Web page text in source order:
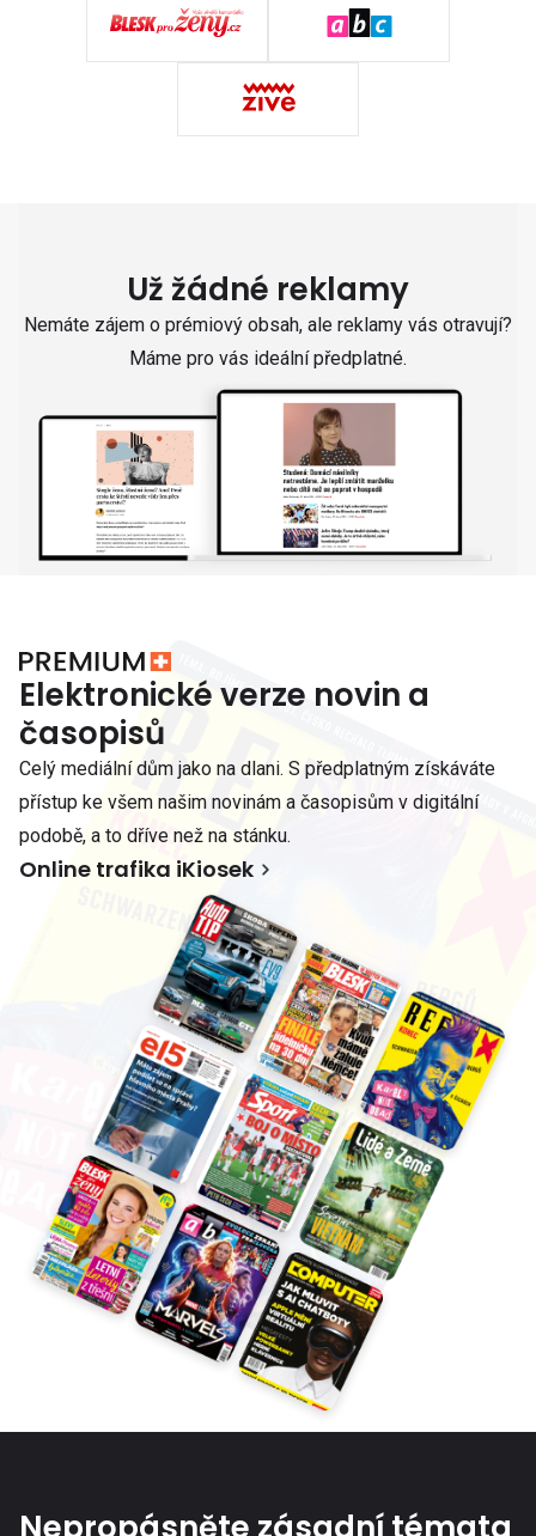
Už žádné reklamy
Nemáte zájem o prémiový obsah, ale reklamy vás otravují?
Máme pro vás ideální předplatné.
Elektronické verze novin a
časopisů
Celý mediální dům jako na dlani. S předplatným získáváte
přístup ke všem našim novinám a časopisům v digitální
podobě, a to dříve než na stánku.
Online trafika iKiosek